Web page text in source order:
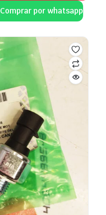
Comprar por whatsapp